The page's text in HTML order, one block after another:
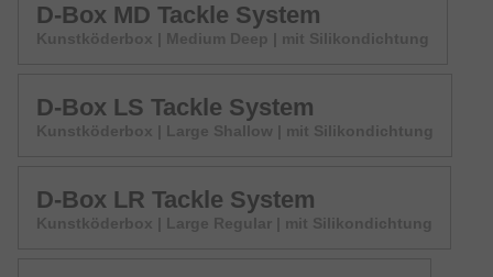
D-Box MD Tackle System
Kunstköderbox | Medium Deep | mit Silikondichtung
D-Box LS Tackle System
Kunstköderbox | Large Shallow | mit Silikondichtung
D-Box LR Tackle System
Kunstköderbox | Large Regular | mit Silikondichtung